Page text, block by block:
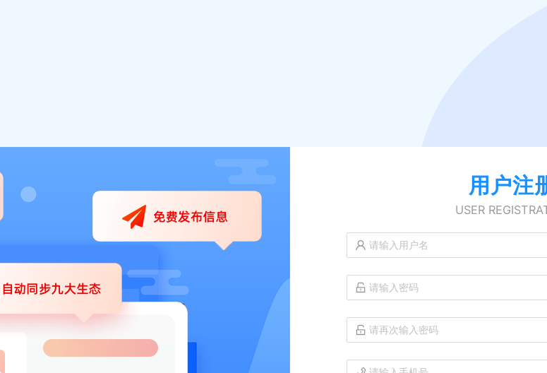
用户注
USER